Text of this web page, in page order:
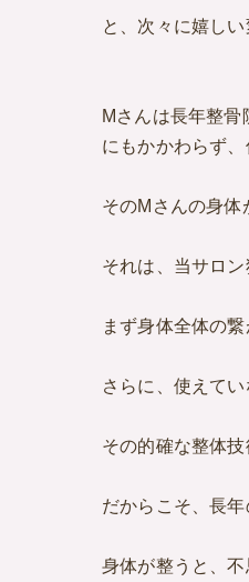
と、次々に嬉し
Mさんは長年整骨
にもかかわらず
そのMさんの身体
それは、当サロ
まず身体全体の
さらに、使えて
その的確な整体
だからこそ、長年
身体が整うと、